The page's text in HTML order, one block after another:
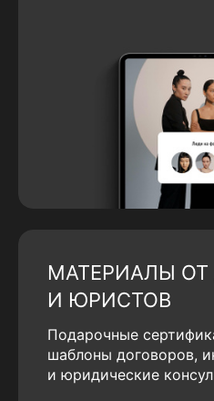
МАТЕРИАЛЫ
И ЮРИСТОВ
Подарочные
шаблоны договоров,
и юридические